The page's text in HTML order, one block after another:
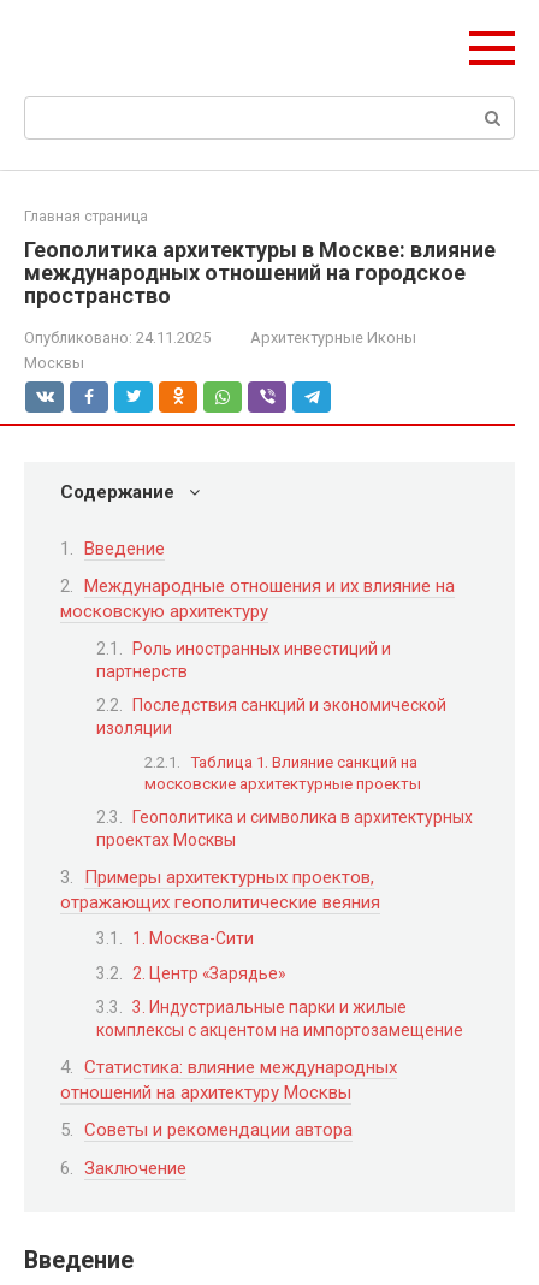
Поиск:
Главная страница
Геополитика архитектуры в Москве: влияние
международных отношений на городское
пространство
Опубликовано: 24.11.2025
Архитектурные Иконы
Москвы
Содержание
Введение
Международные отношения и их влияние на
московскую архитектуру
Роль иностранных инвестиций и
партнерств
Последствия санкций и экономической
изоляции
Таблица 1. Влияние санкций на
московские архитектурные проекты
Геополитика и символика в архитектурных
проектах Москвы
Примеры архитектурных проектов,
отражающих геополитические веяния
1. Москва-Сити
2. Центр «Зарядье»
3. Индустриальные парки и жилые
комплексы с акцентом на импортозамещение
Статистика: влияние международных
отношений на архитектуру Москвы
Советы и рекомендации автора
Заключение
Введение